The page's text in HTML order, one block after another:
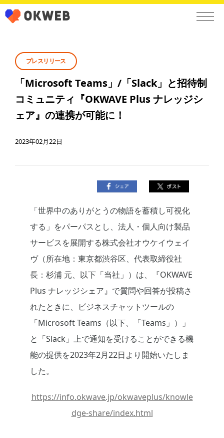
プレスリリース
「Microsoft Teams」/「Slack」と招待制
コミュニティ『OKWAVE Plus ナレッジシ
ェア』の連携が可能に！
2023年02月22日
「世界中のありがとうの物語を蓄積し可視化
する」をパーパスとし、法人・個人向け製品
サービスを展開する株式会社オウケイウェイ
ヴ（所在地：東京都渋谷区、代表取締役社
長：杉浦 元、以下「当社」）は、『OKWAVE
Plus ナレッジシェア』で質問や回答が投稿さ
れたときに、ビジネスチャットツールの
「Microsoft Teams（以下、「Teams」）」
と「Slack」上で通知を受けることができる機
能の提供を2023年2月22日より開始いたしま
した。
https://info.okwave.jp/okwaveplus/knowle
dge-share/index.html